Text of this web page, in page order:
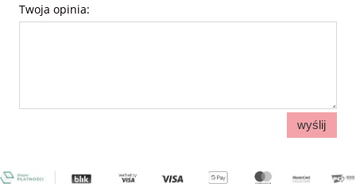
Twoja opinia:
wyślij